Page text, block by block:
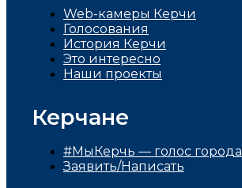
Web-камеры Керчи
Голосования
История Керчи
Это интересно
Наши проекты
Керчане
#МыКерчь — голос города
Заявить/Написать